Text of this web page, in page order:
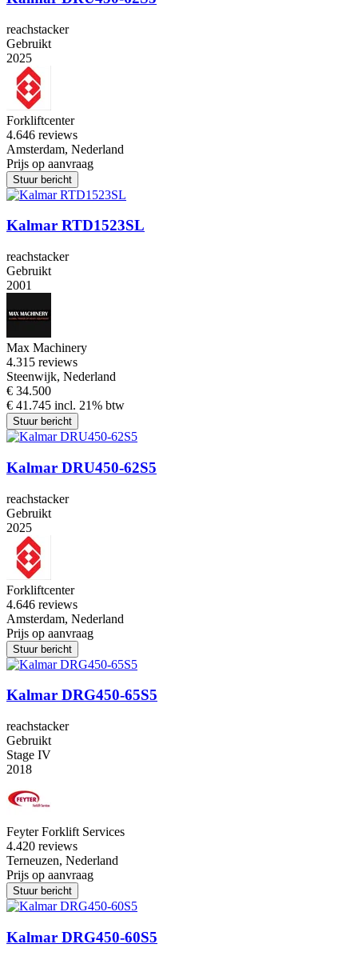
reachstacker
Gebruikt
2025
Forkliftcenter
4.646 reviews
Amsterdam, Nederland
Prijs op aanvraag
Stuur bericht
Kalmar RTD1523SL
reachstacker
Gebruikt
2001
Max Machinery
4.315 reviews
Steenwijk, Nederland
€ 34.500
€ 41.745 incl. 21% btw
Stuur bericht
Kalmar DRU450-62S5
reachstacker
Gebruikt
2025
Forkliftcenter
4.646 reviews
Amsterdam, Nederland
Prijs op aanvraag
Stuur bericht
Kalmar DRG450-65S5
reachstacker
Gebruikt
Stage IV
2018
Feyter Forklift Services
4.420 reviews
Terneuzen, Nederland
Prijs op aanvraag
Stuur bericht
Kalmar DRG450-60S5